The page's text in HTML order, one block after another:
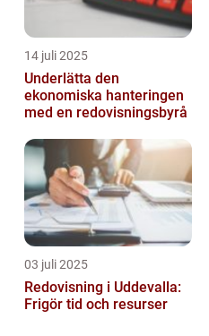
14 juli 2025
Underlätta den
ekonomiska hanteringen
med en redovisningsbyrå
03 juli 2025
Redovisning i Uddevalla:
Frigör tid och resurser